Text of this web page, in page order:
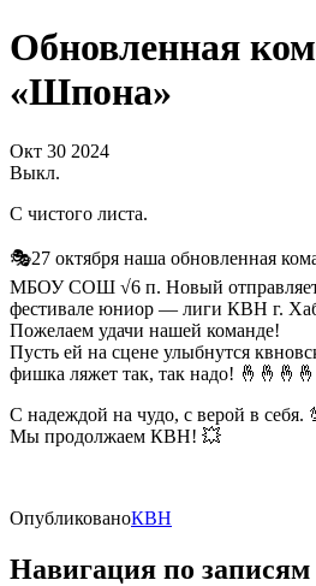
Обновленная
«Шпона»
Окт 30 2024
Выкл.
С чистого листа.
🎭27 октября наша обновленная
МБОУ СОШ √6 п. Новый
фестивале юниор — лиги КВН г.
Пожелаем удачи нашей команде!
Пусть ей на сцене улыбнутся
фишка ляжет так, так надо! 🤞🤞🤞🤞
С надеждой на чудо, с верой в себя.
Мы продолжаем КВН! 💥
ОпубликованоКВН
Навигация по записям